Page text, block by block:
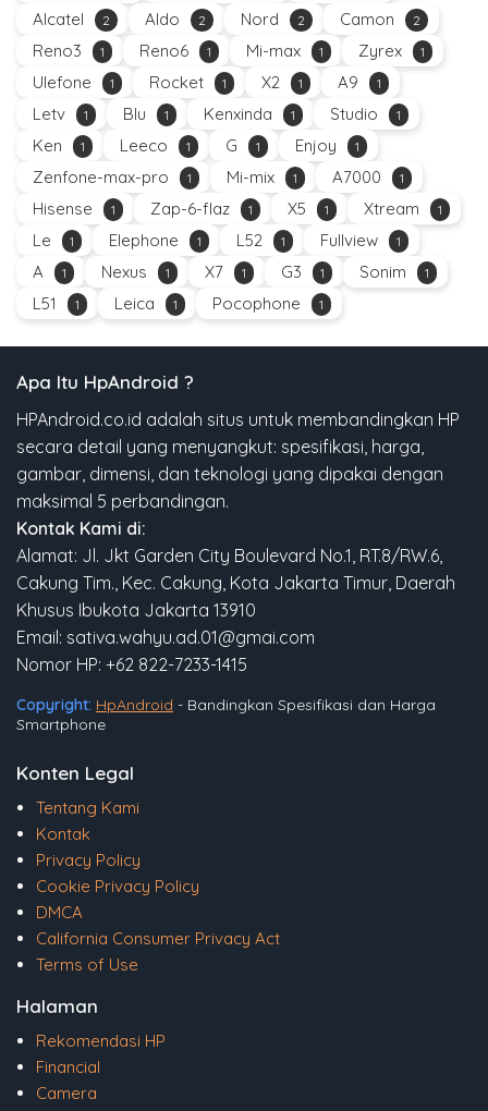
Alcatel 2 Aldo 2 Nord 2 Camon 2
Reno3 1 Reno6 1 Mi-max 1 Zyrex 1
Ulefone 1 Rocket 1 X2 1 A9 1
Letv 1 Blu 1 Kenxinda 1 Studio 1
Ken 1 Leeco 1 G 1 Enjoy 1
Zenfone-max-pro 1 Mi-mix 1 A7000 1
Hisense 1 Zap-6-flaz 1 X5 1 Xtream 1
Le 1 Elephone 1 L52 1 Fullview 1
A 1 Nexus 1 X7 1 G3 1 Sonim 1
L51 1 Leica 1 Pocophone 1
Apa Itu HpAndroid ?
HPAndroid.co.id adalah situs untuk membandingkan HP
secara detail yang menyangkut: spesifikasi, harga,
gambar, dimensi, dan teknologi yang dipakai dengan
maksimal 5 perbandingan.
Kontak Kami di:
Alamat: Jl. Jkt Garden City Boulevard No.1, RT.8/RW.6,
Cakung Tim., Kec. Cakung, Kota Jakarta Timur, Daerah
Khusus Ibukota Jakarta 13910
Email: sativa.wahyu.ad.01@gmai.com
Nomor HP: +62 822-7233-1415
Copyright: HpAndroid - Bandingkan Spesifikasi dan Harga
Smartphone
Konten Legal
Tentang Kami
Kontak
Privacy Policy
Cookie Privacy Policy
DMCA
California Consumer Privacy Act
Terms of Use
Halaman
Rekomendasi HP
Financial
Camera